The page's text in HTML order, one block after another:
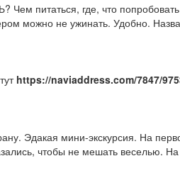
Чем питаться, где, что
можно не ужинать. Удобно.
https://naviaddress.com/7847/
Эдакая мини-экскурсия. На
чтобы не мешать веселью.